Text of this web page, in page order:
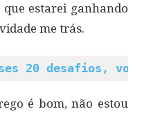
estarei ganhando
me trás.
20 desafios,
é bom, não estou